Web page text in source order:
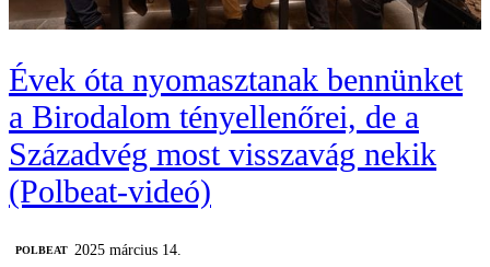
Évek óta nyomasztanak bennünket
a Birodalom tényellenőrei, de a
Századvég most visszavág nekik
(Polbeat-videó)
‎POLBEAT
2025 március 14.